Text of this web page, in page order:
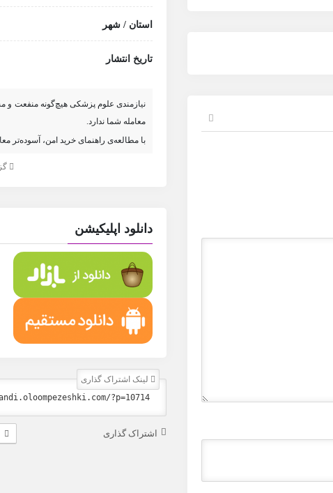
استان / شهر
تاریخ انتشار
نیازمندی علوم پزشکی هیچ‌گونه منفعت و
معامله شما ندارد.
با مطالعه‌ی راهنمای خرید امن، آسوده‌تر
دانلود اپلیکیشن
لینک اشتراک گذاری
اشتراک گذاری